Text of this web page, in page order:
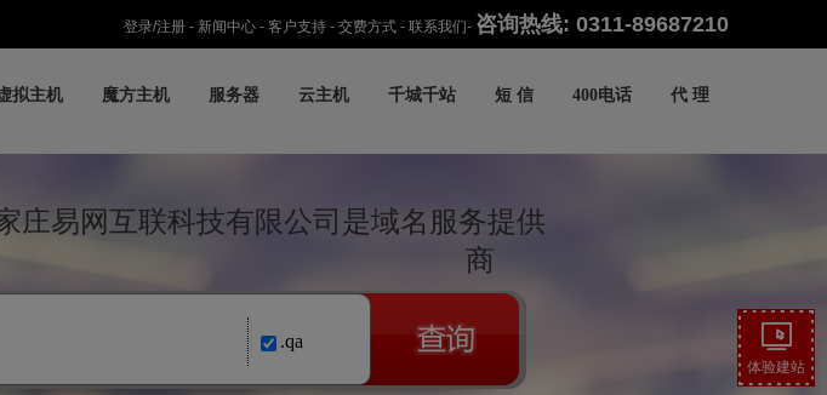
登录/注册 - 新闻中心 - 客户支持 - 交费方式 - 联系我们- 咨询热线: 0311-89687210
拟主机 魔方主机 服务器 云主机 千城千站 短 信 400电话 代 理
庄易网互联科技有限公司是域名服务提供
商
.qa
体验建站